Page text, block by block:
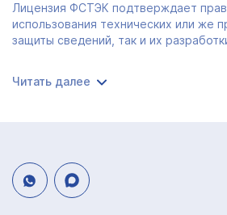
Лицензия ФСТЭК подтверждает
использования технических или же
защиты сведений, так и их
Читать далее